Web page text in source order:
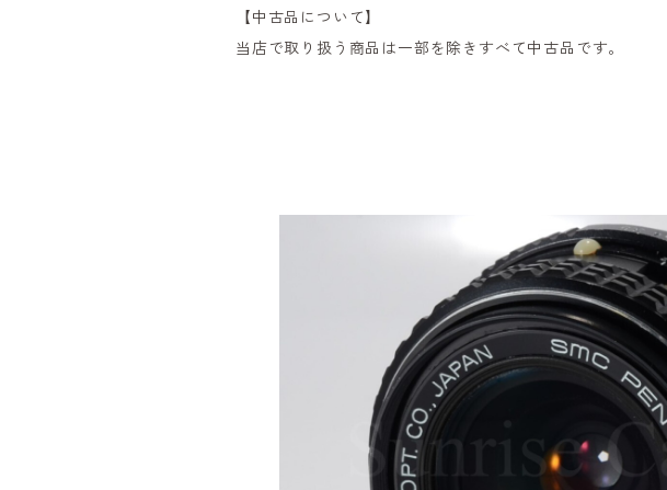
【中古品について】
当店で取り扱う商品は一部を除きすべて中古品です。